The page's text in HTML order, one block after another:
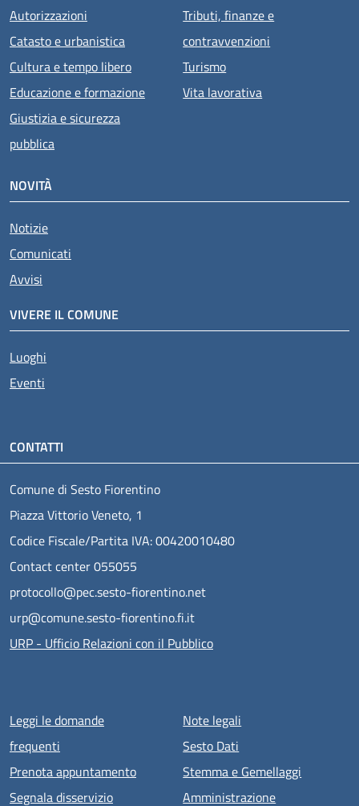
Autorizzazioni
Catasto e urbanistica
Cultura e tempo libero
Educazione e formazione
Giustizia e sicurezza
pubblica
Tributi, finanze e
contravvenzioni
Turismo
Vita lavorativa
NOVITÀ
Notizie
Comunicati
Avvisi
VIVERE IL COMUNE
Luoghi
Eventi
CONTATTI
Comune di Sesto Fiorentino
Piazza Vittorio Veneto, 1
Codice Fiscale/Partita IVA: 00420010480
Contact center 055055
protocollo@pec.sesto-fiorentino.net
urp@comune.sesto-fiorentino.fi.it
URP - Ufficio Relazioni con il Pubblico
Menu piè di pagina
Leggi le domande
frequenti
Prenota appuntamento
Segnala disservizio
Note legali
Sesto Dati
Stemma e Gemellaggi
Amministrazione